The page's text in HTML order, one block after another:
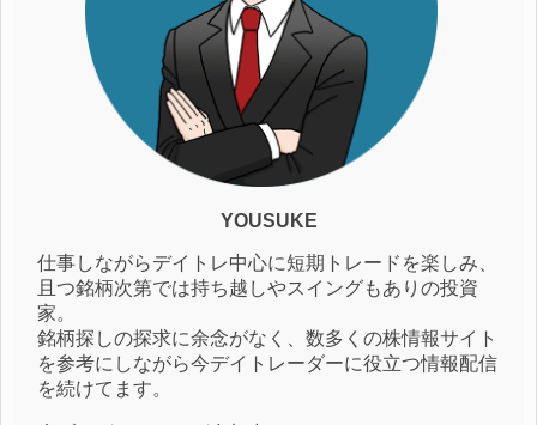
YOUSUKE
仕事しながらデイトレ中心に短期トレードを楽しみ、
且つ銘柄次第では持ち越しやスイングもありの投資
家。
銘柄探しの探求に余念がなく、数多くの株情報サイト
を参考にしながら今デイトレーダーに役立つ情報配信
を続けてます。